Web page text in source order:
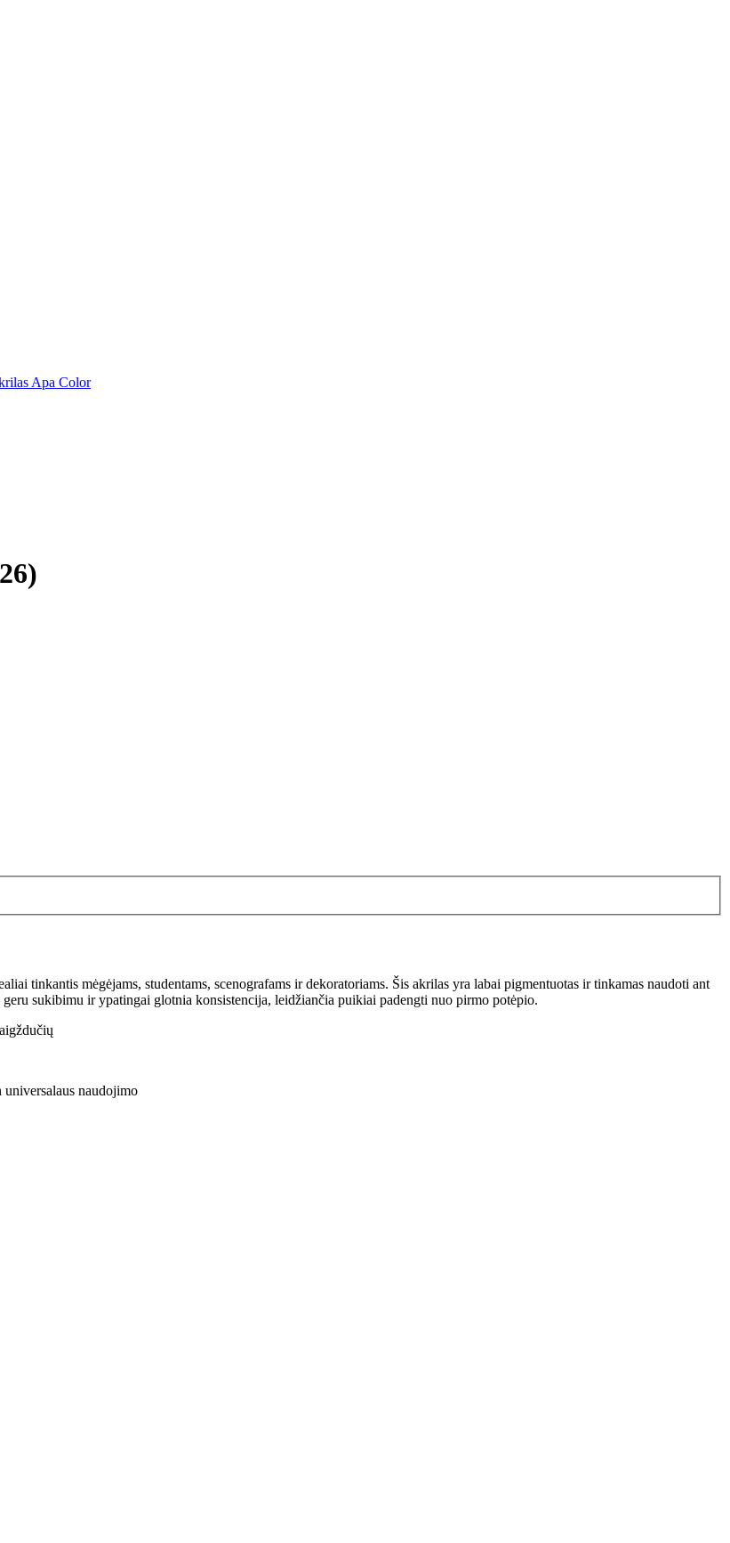
Apa Color
tinkantis mėgėjams, studentams, scenografams ir dekoratoriams. Šis akrilas yra labai pigmentuotas ir tinkamas naudoti ant
sukibimu ir ypatingai glotnia konsistencija, leidžiančia puikiai padengti nuo pirmo potėpio.
naudojimo